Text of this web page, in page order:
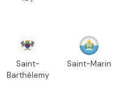
Saint-
Barthélemy
Saint-Marin